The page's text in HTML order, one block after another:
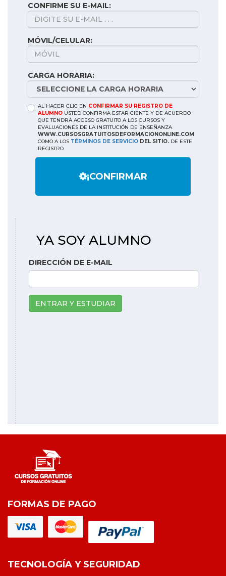
CONFIRME SU E-MAIL:
MÓVIL/CELULAR:
CARGA HORARIA:
AL HACER CLIC EN CONFIRMAR SU REGISTRO DE
ALUMNO USTED CONFIRMA ESTAR CIENTE Y DE ACUERDO
QUE TENDRÁ ACCESO GRATUITO A LOS CURSOS Y
EVALUACIONES DE LA INSTITUCIÓN DE ENSEÑANZA
WWW.CURSOSGRATUITOSDEFORMACIONONLINE.COM
COMO A LOS TÉRMINOS DE SERVICIO DEL SITIO. DE ESTE
REGISTRO.
¡CONFIRMAR
YA SOY ALUMNO
DIRECCIÓN DE E-MAIL
ENTRAR Y ESTUDIAR
FORMAS DE PAGO
TECNOLOGÍA Y SEGURIDAD